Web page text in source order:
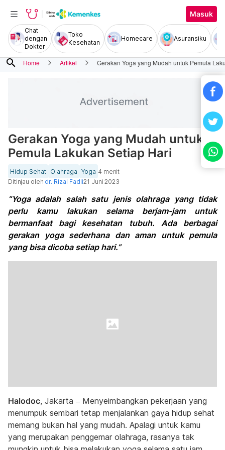
Masuk
Chat
dengan
Dokter
Toko
Kesehatan
Homecare Asuransiku
search Home Artikel Gerakan Yoga yang Mudah untuk Pemula
Gerakan Yoga yang Mudah untuk
Pemula Lakukan Setiap Hari
Hidup Sehat Olahraga Yoga 4 menit
Ditinjau oleh dr. Rizal Fadli21 Juni 2023
“Yoga adalah salah satu jenis olahraga yang tidak
perlu kamu lakukan selama berjam-jam untuk
bermanfaat bagi kesehatan tubuh. Ada berbagai
gerakan yoga sederhana dan aman untuk pemula
yang bisa dicoba setiap hari.”
Halodoc, Jakarta – Menyeimbangkan pekerjaan yang
menumpuk sembari tetap menjalankan gaya hidup sehat
memang bukan hal yang mudah. Apalagi untuk kamu
yang merupakan penggemar olahraga, rasanya tak